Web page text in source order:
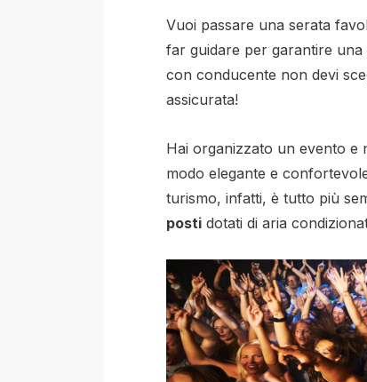
Vuoi passare una serata
far guidare per garantire
con conducente non devi
assicurata!
Hai organizzato un evento e
modo elegante e
turismo, infatti, è tutto più
posti dotati di aria